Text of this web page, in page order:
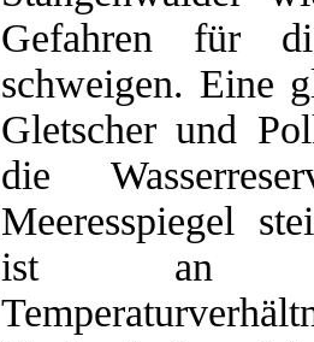
Gefahren für
schweigen. Eine
Gletscher und
die
Meeresspiegel
ist an